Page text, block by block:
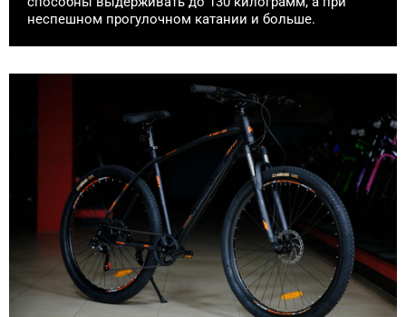
неспешном прогулочном катании и больше.